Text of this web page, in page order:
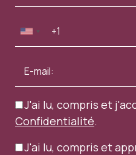
J'ai lu, compris et
Confidentialité.
J'ai lu, compris et